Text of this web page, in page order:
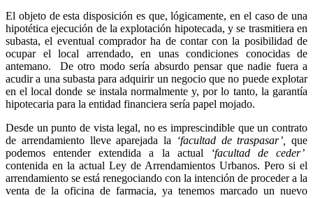
El objeto de esta disposición es que, lógicamente, en el caso de una
hipotética ejecución de la explotación hipotecada, y se trasmitiera en
subasta, el eventual comprador ha de contar con la posibilidad de
ocupar el local arrendado, en unas condiciones conocidas de
antemano.
De otro modo sería absurdo pensar que nadie fuera a
acudir a una subasta para adquirir un negocio que no puede explotar
en el local donde se instala normalmente y, por lo tanto, la garantía
hipotecaria para la entidad financiera sería papel mojado.
Desde un punto de vista legal, no es imprescindible que un contrato
de arrendamiento lleve aparejada la
‘facultad de traspasar’, que
podemos entender extendida a la actual
‘facultad de ceder’
contenida en la actual Ley de Arrendamientos Urbanos. Pero si el
arrendamiento se está renegociando con la intención de proceder a la
venta de la oficina de farmacia, ya tenemos marcado un nuevo